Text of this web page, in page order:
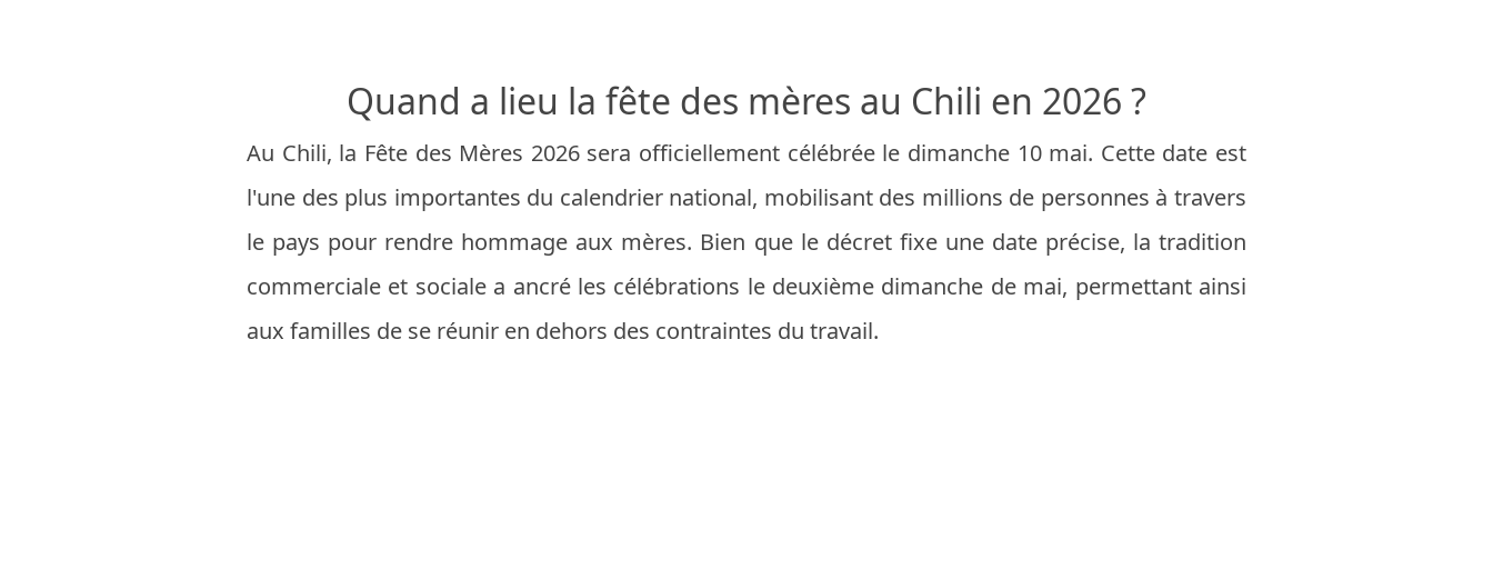
Quand a lieu la fête des mères au Chili en 2026 ?
Au Chili, la Fête des Mères 2026 sera officiellement célébrée le dimanche 10 mai. Cette date est
l'une des plus importantes du calendrier national, mobilisant des millions de personnes à travers
le pays pour rendre hommage aux mères. Bien que le décret fixe une date précise, la tradition
commerciale et sociale a ancré les célébrations le deuxième dimanche de mai, permettant ainsi
aux familles de se réunir en dehors des contraintes du travail.